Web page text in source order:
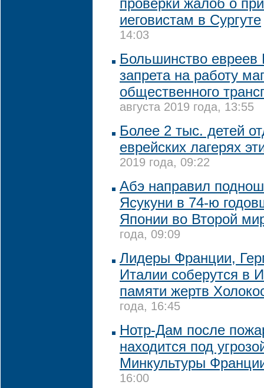
проверки жалоб о
иеговистам в Сургуте
14:03
Большинство евреев
запрета на работу
общественного
августа 2019 года, 13:55
Более 2 тыс. детей
еврейских лагерях
2019 года, 09:22
Абэ направил
Ясукуни в 74-ю
Японии во Второй
года, 09:09
Лидеры Франции,
Италии соберутся в
памяти жертв
года, 16:45
Нотр-Дам после
находится под
Минкультуры
16:00